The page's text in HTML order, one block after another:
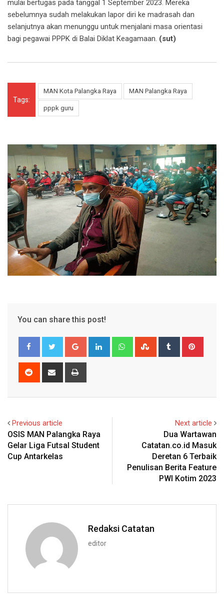
mulai bertugas pada tanggal 1 September 2023. Mereka
sebelumnya sudah melakukan lapor diri ke madrasah dan
selanjutnya akan menunggu untuk menjalani masa orientasi
bagi pegawai PPPK di Balai Diklat Keagamaan. (sut)
Tags:
MAN Kota Palangka Raya MAN Palangka Raya
pppk guru
You can share this post!
Google+ LinkedIn WhatsappStumbleUpon
Tumblr
Reddit
Share
Previous article
OSIS MAN Palangka Raya
Gelar Liga Futsal Student
Cup Antarkelas
Next article
Dua Wartawan
Catatan.co.id Masuk
Deretan 6 Terbaik
Penulisan Berita Feature
PWI Kotim 2023
Redaksi Catatan
editor